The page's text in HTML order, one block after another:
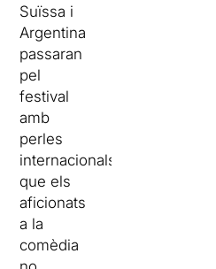
Suïssa i
Argentina
passaran
pel
festival
amb
perles
internacionals
que els
aficionats
a la
comèdia